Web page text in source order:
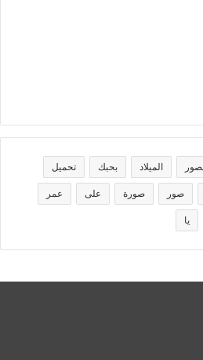
الميلاد بحبك تحميل
صور صورة على عمر
يا